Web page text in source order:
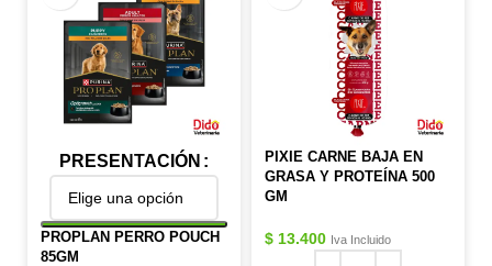
PRESENTACIÓN
PROPLAN PERRO POUCH
85GM
PIXIE CARNE BAJA EN
GRASA Y PROTEÍNA 500
GM
$ 13.400 Iva Incluido